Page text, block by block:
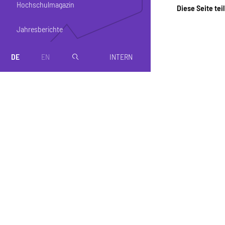
Hochschulmagazin
Jahresberichte
DE EN magnifier INTERN
Diese Seite